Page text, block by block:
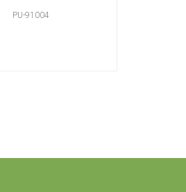
PU-91004